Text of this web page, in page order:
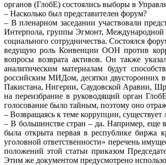
органов (ГлобЕ) состоялись выборы в
– Насколько был представителен форум?
– В пленарном заседании участвовали
Интерпола, группы Эгмонт, Международной
социального сотрудничества. Состоялся
ведущую рольКонвенции ООН против
вопросы возврата активов. Он также
аналитическим материалам будут
российским МИДом, десятки двусторонних
Пакистана, Нигерии, Саудовской Аравии,
на переизбрание в руководящий орган
голосование было тайным, поэтому оно
– Возвращаясь к теме коррупции, существует
– В большинстве стран – да. Например, еще
была открыта первая вреспублике биржа
уголовной ответственности» перечень
положений этойстатьи приказом
Этим же документом предусмотрено